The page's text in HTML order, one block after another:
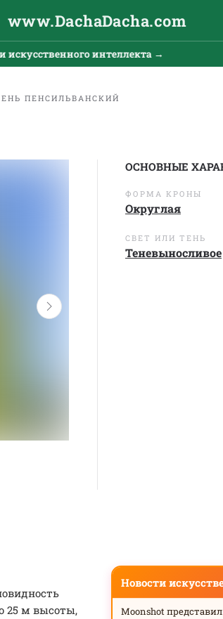
www.DachaDacha.com
интеллекта →
ПЕНСИЛЬВАНСКИЙ
ОСНОВНЫЕ
ФОРМА КРОНЫ
Округлая
СВЕТ ИЛИ ТЕНЬ
Теневыносливое
25 м высоты,
Новости
Moonshot